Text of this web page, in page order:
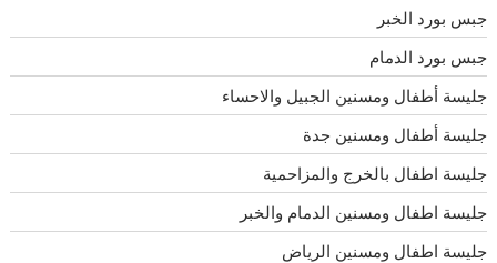
جبس بورد الخبر
جبس بورد الدمام
جليسة أطفال ومسنين الجبيل والاحساء
جليسة أطفال ومسنين جدة
جليسة اطفال بالخرج والمزاحمية
جليسة اطفال ومسنين الدمام والخبر
جليسة اطفال ومسنين الرياض